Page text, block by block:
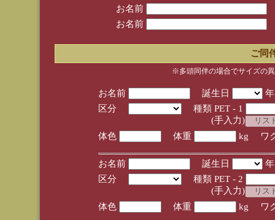
お名前
お名前
ご同
※多頭同伴の場合でサイズの
お名前 誕生日
区分
種類 PET - 1
(手入力)
体色
体重 kg ワ
お名前 誕生日
区分
種類 PET - 2
(手入力)
体色
体重 kg ワ